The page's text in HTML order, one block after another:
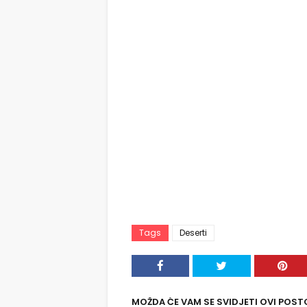
Tags Deserti
MOŽDA ĆE VAM SE SVIDJETI OVI